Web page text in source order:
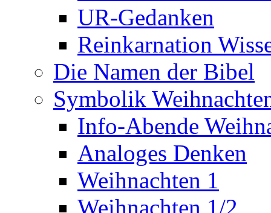
UR-Gedanken
Reinkarnation
Die Namen der Bibel
Symbolik
Info-Abende
Analoges Denken
Weihnachten 1
Weihnachten 1/2